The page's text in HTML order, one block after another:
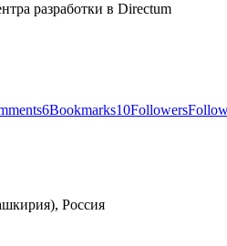
разработки в Directum
6Bookmarks10Followers
Россия